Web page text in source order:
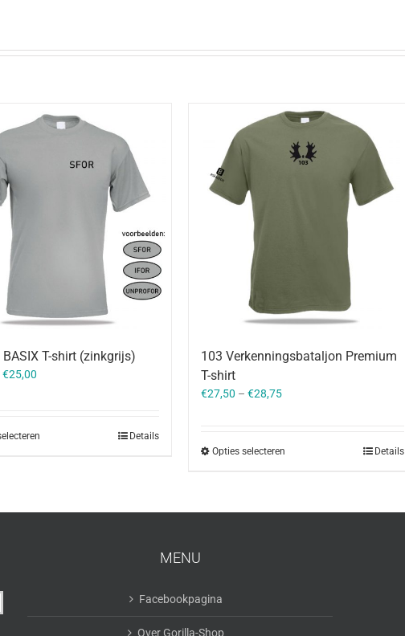
BASIX T-shirt (zinkgrijs)
€25,00
Details
103 Verkenningsbataljon Premium
T-shirt
€27,50 – €28,75
Opties selecteren Details
MENU
Facebookpagina
Over Gorilla-Shop